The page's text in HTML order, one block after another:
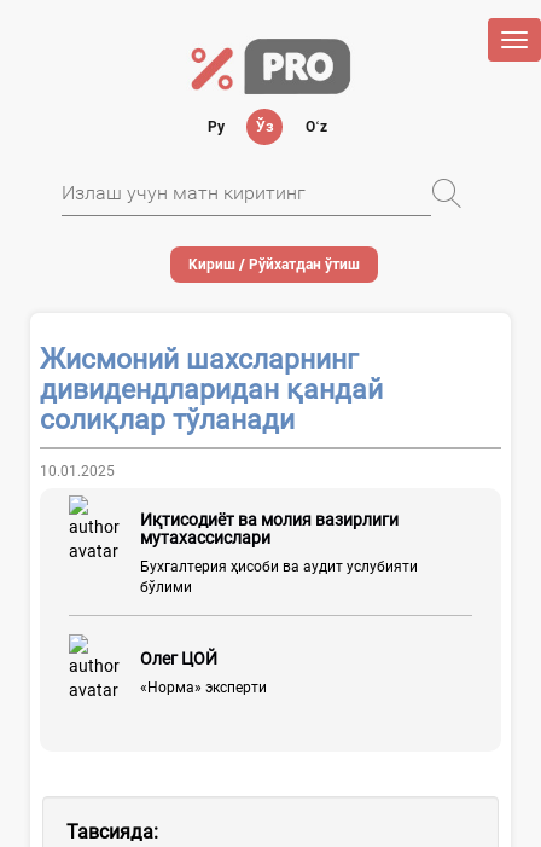
Ру Ўз Oʻz
Кириш / Рўйхатдан ўтиш
Жисмоний шахсларнинг
дивидендларидан қандай
солиқлар тўланади
10.01.2025
Иқтисодиёт ва молия вазирлиги
мутахассислари
Бухгалтерия ҳисоби ва аудит услубияти
бўлими
Олег ЦОЙ
«Норма» эксперти
Тавсияда: